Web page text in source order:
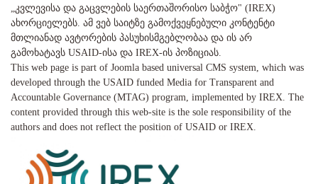
„კვლევისა და გაცვლების საერთაშორისო საბჭო" (IREX)
ახორციელებს. ამ ვებ საიტზე გამოქვეყნებული კონტენტი
მთლიანად ავტორების პასუხისმგებლობაა და ის არ
გამოხატავს USAID-ისა და IREX-ის პოზიციას.
This web page is part of Joomla based universal CMS system, which was
developed through the USAID funded Media for Transparent and
Accountable Governance (MTAG) program, implemented by IREX. The
content provided through this web-site is the sole responsibility of the
authors and does not reflect the position of USAID or IREX.